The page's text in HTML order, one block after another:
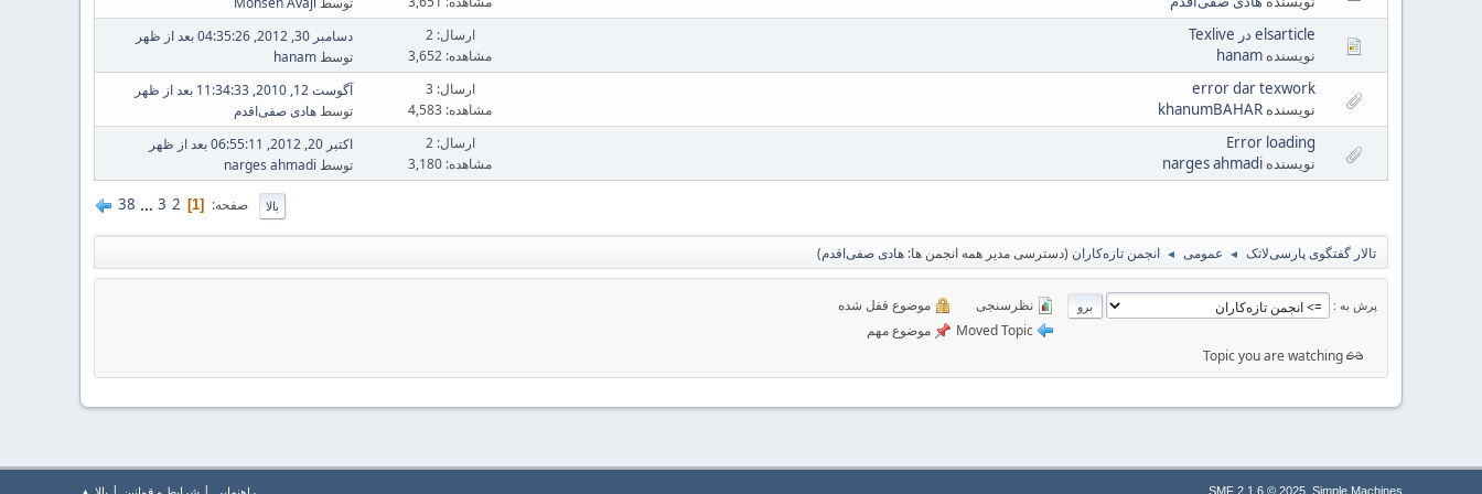
elsarticle در Texlive
نویسنده hanam
ارسال: 2
مشاهده: 3,652
دسامبر 30, 2012, 04:35:26 بعد از ظهر
توسطhanam
error dar texwork
نویسنده khanumBAHAR
ارسال: 3
مشاهده: 4,583
آگوست 12, 2010, 11:34:33 بعد از ظهر
توسطهادی صفی‌اقدم
Error loading
نویسنده narges ahmadi
ارسال: 2
مشاهده: 3,180
اکتبر 20, 2012, 06:55:11 بعد از ظهر
توسط narges ahmadi
بالا صفحه 1
2
3
...
38
تالار گفتگوی پارسی‌لاتک ◄ عمومی ◄ انجمن تازه‌کاران (دسترسی مدیر همه انجمن ها: هادی صفی‌اقدم)
پرش به
نظرسنجی
موضوع قفل شده
موضوع مهم
SMF 2.1.6 © 2025 Simple Machines